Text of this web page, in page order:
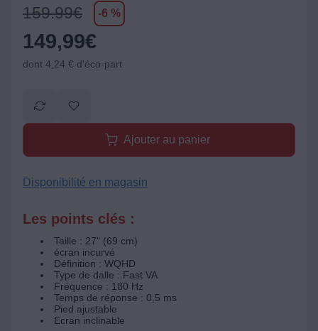
159.99€ -6 %
149,99€
dont 4,24 € d'éco-part
Ajouter au panier
Disponibilité en magasin
Les points clés :
Taille : 27" (69 cm)
écran incurvé
Définition : WQHD
Type de dalle : Fast VA
Fréquence : 180 Hz
Temps de réponse : 0,5 ms
Pied ajustable
Ecran inclinable